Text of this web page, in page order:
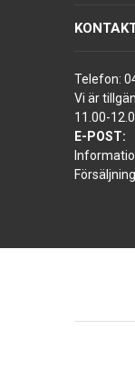
Telefon:
Vi är
11.00-
E-POST: